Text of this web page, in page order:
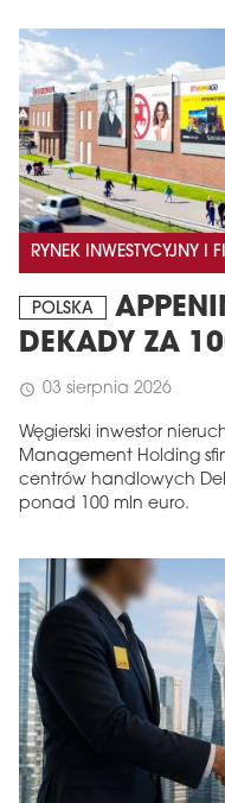
RYNEK INWESTYCYJNY I
POLSKA
DEKADY ZA
schedule 03 sierpnia 2026
Węgierski inwestor
Management Holding
centrów handlowych
ponad 100 mln euro.